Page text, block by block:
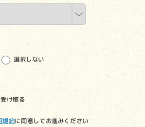
選択しない
け取る
規約に同意してお進みください